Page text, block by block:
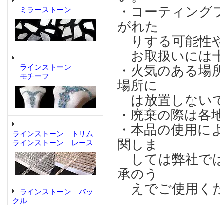
ミラーストーン
ラインストーン
モチーフ
ラインストーン トリム
ラインストーン レース
ラインストーン バッ
クル
・コーティン
がれた
りする可能性
お取扱いには
・火気のある場
場所に
は放置しない
・廃棄の際は
・本品の使用
関しま
しては弊社で
承のう
えでご使用く